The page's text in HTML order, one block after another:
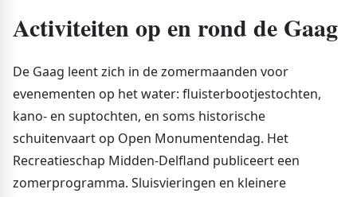
Activiteiten op en rond de Gaag
De Gaag leent zich in de zomermaanden voor
evenementen op het water: fluisterbootjestochten,
kano- en suptochten, en soms historische
schuitenvaart op Open Monumentendag. Het
Recreatieschap Midden-Delfland publiceert een
zomerprogramma. Sluisvieringen en kleinere